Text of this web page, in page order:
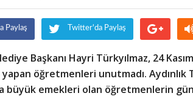
Paylaş Twitter'da Paylaş
Başkanı Hayri Türkyılmaz, 24
öğretmenleri unutmadı. Aydınlık
büyük emekleri olan öğretmenlerin